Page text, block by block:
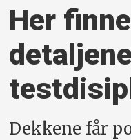
Her
Dekkene får